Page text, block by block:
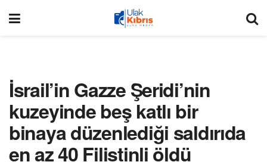
İsrail’in Gazze Şeridi’nin
kuzeyinde beş katlı bir
binaya düzenlediği saldırıda
en az 40 Filistinli öldü